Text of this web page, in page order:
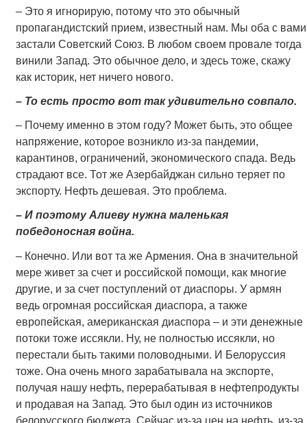
– Это я игнорирую, потому что это обычный
пропагандистский прием, известный нам. Мы оба с вами
застали Советский Союз. В любом своем провале тогда
винили Запад. Это обычное дело, и здесь тоже, скажу
как историк, нет ничего нового.
– То есть просто вот так удивительно совпало.
– Почему именно в этом году? Может быть, это общее
напряжение, которое возникло из-за пандемии,
карантинов, ограничений, экономического спада. Ведь
страдают все. Тот же Азербайджан сильно теряет по
экспорту. Нефть дешевая. Это проблема.
– И поэтому Алиеву нужна маленькая
победоносная война.
– Конечно. Или вот та же Армения. Она в значительной
мере живет за счет и российской помощи, как многие
другие, и за счет поступлений от диаспоры. У армян
ведь огромная российская диаспора, а также
европейская, американская диаспора – и эти денежные
потоки тоже иссякли. Ну, не полностью иссякли, но
перестали быть такими половодными. И Белоруссия
тоже. Она очень много зарабатывала на экспорте,
получая нашу нефть, перерабатывая в нефтепродукты
и продавая на Запад. Это был один из источников
белорусского бюджета. Сейчас из-за цен на нефть, из-за